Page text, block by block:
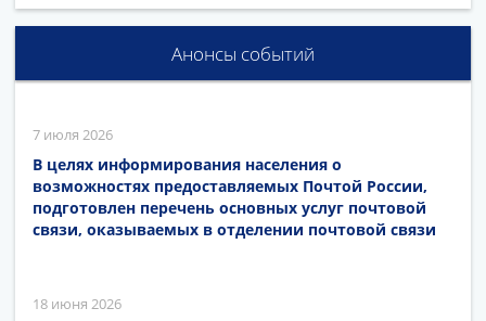
Анонсы событий
7 июля 2026
В целях информирования населения о
возможностях предоставляемых Почтой России,
подготовлен перечень основных услуг почтовой
связи, оказываемых в отделении почтовой связи
18 июня 2026